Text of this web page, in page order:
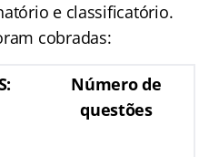
e classificatório.
cobradas:
Número de
questões